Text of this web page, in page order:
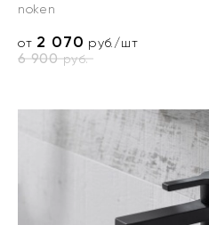
noken
от 2 070 руб./шт
6 900руб.